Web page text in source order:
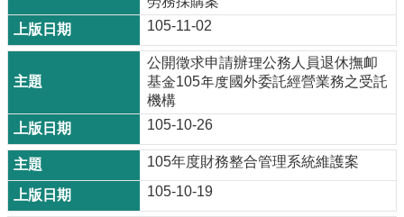
105-11-02
公開徵求申請辦理公務人員退休撫卹
基金105年度國外委託經營業務之受託
機構
105-10-26
105年度財務整合管理系統維護案
105-10-19